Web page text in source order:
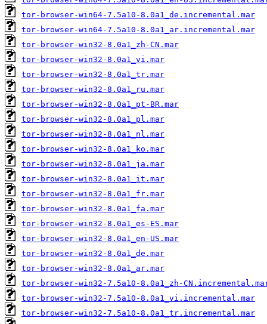
tor-browser-win64-7.5a10-8.0a1_de.incremental.mar
tor-browser-win64-7.5a10-8.0a1_ar.incremental.mar
tor-browser-win32-8.0a1_zh-CN.mar
tor-browser-win32-8.0a1_vi.mar
tor-browser-win32-8.0a1_tr.mar
tor-browser-win32-8.0a1_ru.mar
tor-browser-win32-8.0a1_pt-BR.mar
tor-browser-win32-8.0a1_pl.mar
tor-browser-win32-8.0a1_nl.mar
tor-browser-win32-8.0a1_ko.mar
tor-browser-win32-8.0a1_ja.mar
tor-browser-win32-8.0a1_it.mar
tor-browser-win32-8.0a1_fr.mar
tor-browser-win32-8.0a1_fa.mar
tor-browser-win32-8.0a1_es-ES.mar
tor-browser-win32-8.0a1_en-US.mar
tor-browser-win32-8.0a1_de.mar
tor-browser-win32-8.0a1_ar.mar
tor-browser-win32-7.5a10-8.0a1_zh-
tor-browser-win32-7.5a10-8.0a1_vi.incremental.mar
tor-browser-win32-7.5a10-8.0a1_tr.incremental.mar